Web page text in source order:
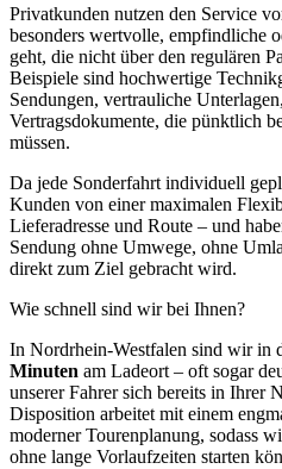
Privatkunden nutzen den Service
besonders wertvolle, empfindliche
geht, die nicht über den regulären
Beispiele sind hochwertige
Sendungen, vertrauliche
Vertragsdokumente, die pünktlich
müssen.
Da jede Sonderfahrt individuell
Kunden von einer maximalen
Lieferadresse und Route – und
Sendung ohne Umwege, ohne
direkt zum Ziel gebracht wird.
Wie schnell sind wir bei Ihnen?
In Nordrhein-Westfalen sind wir in
Minuten am Ladeort – oft sogar
unserer Fahrer sich bereits in Ihrer
Disposition arbeitet mit einem
moderner Tourenplanung, sodass
ohne lange Vorlaufzeiten starten